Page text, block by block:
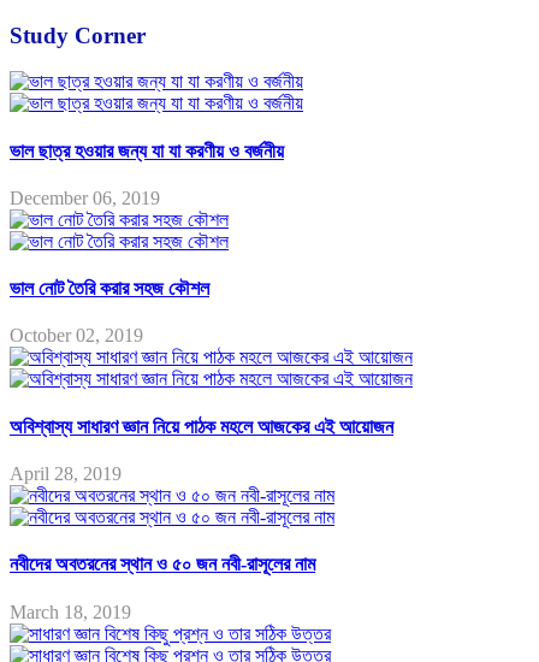
Study Corner
ভাল ছাত্র হওয়ার জন্য যা যা করণীয় ও বর্জনীয়
December 06, 2019
ভাল নোট তৈরি করার সহজ কৌশল
October 02, 2019
অবিশ্বাস্য সাধারণ জ্ঞান নিয়ে পাঠক মহলে আজকের এই আয়োজন
April 28, 2019
নবীদের অবতরনের স্থান ও ৫০ জন নবী-রাসূলের নাম
March 18, 2019